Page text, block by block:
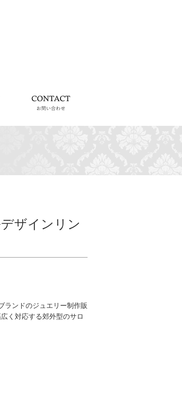
採用情報
ザインリン
ランドのジュエリー制作販
く対応する郊外型のサロ